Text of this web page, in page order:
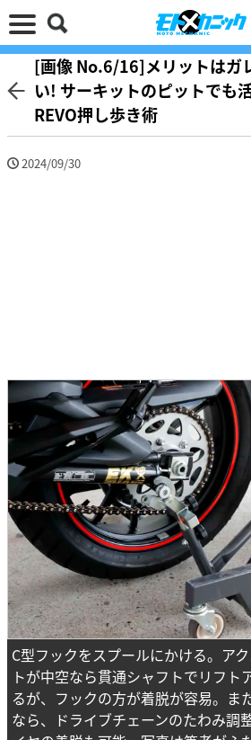
[画像 No.6/16]メリットはガ
い! サーキットのピットでも
REVO押し歩き術
2024/09/30
C型フックをスプールにかける。ア
トが中空なら貫通シャフトでリフト
るが、フックの方が着脱が容易。ま
なら、ドライブチェーンのたわみ調